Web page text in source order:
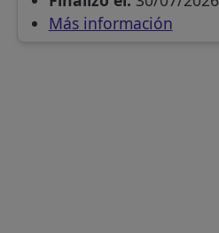
Más información